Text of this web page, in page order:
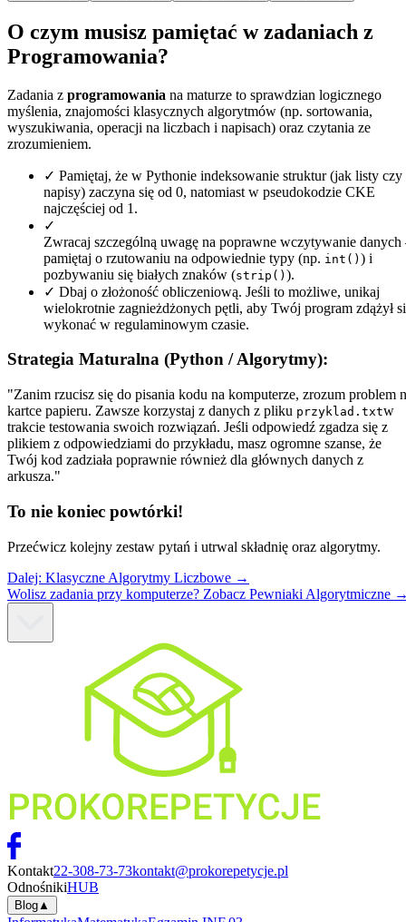
O czym musisz pamiętać w zadaniach z
Programowania?
Zadania z programowania na maturze to sprawdzian logicznego
myślenia, znajomości klasycznych algorytmów (np. sortowania,
wyszukiwania, operacji na liczbach i napisach) oraz czytania ze
zrozumieniem.
✓ Pamiętaj, że w Pythonie indeksowanie struktur (jak listy czy
napisy) zaczyna się od 0, natomiast w pseudokodzie CKE
najczęściej od 1.
✓
Zwracaj szczególną uwagę na poprawne wczytywanie danych
pamiętaj o rzutowaniu na odpowiednie typy (np. int() ) i
pozbywaniu się białych znaków (strip() ).
✓ Dbaj o złożoność obliczeniową. Jeśli to możliwe, unikaj
wielokrotnie zagnieżdżonych pętli, aby Twój program zdążył
wykonać w regulaminowym czasie.
Strategia Maturalna (Python / Algorytmy):
"Zanim rzucisz się do pisania kodu na komputerze, zrozum problem
kartce papieru. Zawsze korzystaj z danych z pliku przyklad.txtw
trakcie testowania swoich rozwiązań. Jeśli odpowiedź zgadza się z
plikiem z odpowiedziami do przykładu, masz ogromne szanse, że
Twój kod zadziała poprawnie również dla głównych danych z
arkusza."
To nie koniec powtórki!
Przećwicz kolejny zestaw pytań i utrwal składnię oraz algorytmy.
Dalej: Klasyczne Algorytmy Liczbowe →
Wolisz zadania przy komputerze? Zobacz Pewniaki Algorytmiczne
Kontakt22-308-73-73kontakt@prokorepetycje.pl
OdnośnikiHUB
Blog ▲